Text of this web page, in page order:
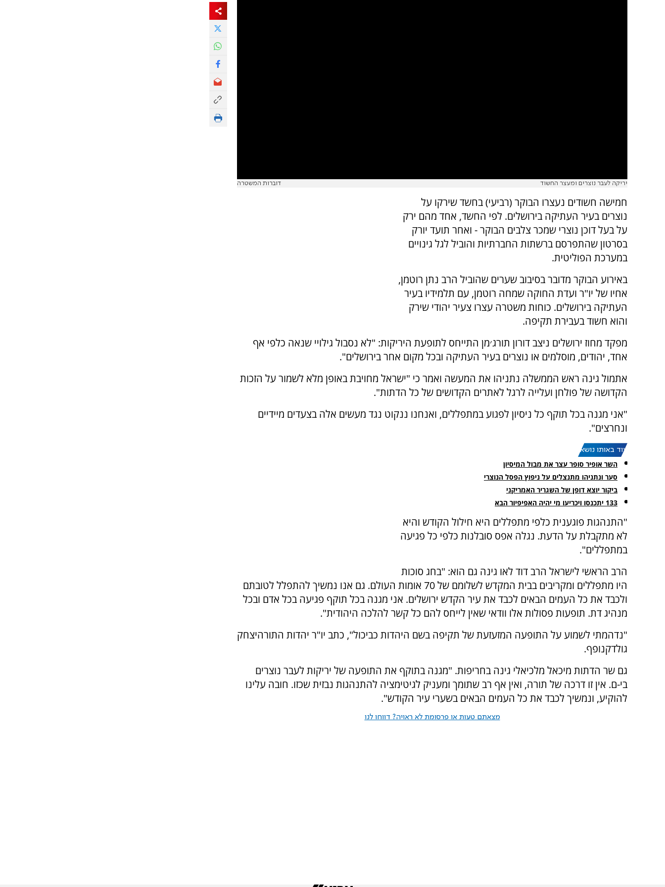
יריקה לעבר נוצרים ומעצר החשוד דוברות המשטרה
חמישה חשודים נעצרו הבוקר (רביעי) בחשד שירקו על
נוצרים בעיר העתיקה בירושלים. לפי החשד, אחד מהם ירק
על בעל דוכן נוצרי שמכר צלבים הבוקר - ואחר תועד יורק
בסרטון שהתפרסם ברשתות החברתיות והוביל לגל גינויים
במערכת הפוליטית.
באירוע הבוקר מדובר בסיבוב שערים שהוביל הרב נתן רוטמן,
אחיו של יו"ר ועדת החוקה שמחה רוטמן, עם תלמידיו בעיר
העתיקה בירושלים. כוחות משטרה עצרו צעיר יהודי שירק
והוא חשוד בעבירת תקיפה.
מפקד מחוז ירושלים ניצב דורון תורג׳מן התייחס לתופעת היריקות: "לא נסבול גילויי שנאה כלפי אף
אחד, יהודים, מוסלמים או נוצרים בעיר העתיקה ובכל מקום אחר בירושלים".
אתמול גינה ראש הממשלה נתניהו את המעשה ואמר כי "ישראל מחויבת באופן מלא לשמור על הזכות
הקדושה של פולחן ועלייה לרגל לאתרים הקדושים של כל הדתות".
"אני מגנה בכל תוקף כל ניסיון לפגוע במתפללים, ואנחנו ננקוט נגד מעשים אלה בצעדים מיידיים
ונחרצים".
עוד באותו נושא:
השר אופיר סופר עצר את מבול המיסיון
סער ונתניהו מתנצלים על ניפוץ הפסל הנוצרי
ביקור יוצא דופן של השגריר האמריקני
133 יתכנסו ויכריעו מי יהיה האפיפיור הבא
"התנהגות פוגענית כלפי מתפללים היא חילול הקודש והיא
לא מתקבלת על הדעת. נגלה אפס סובלנות כלפי כל פגיעה
במתפללים".
הרב הראשי לישראל הרב דוד לאו גינה גם הוא: "בחג סוכות
היו מתפללים ומקריבים בבית המקדש לשלומם של 70 אומות העולם. גם אנו נמשיך להתפלל לטובתם
ולכבד את כל העמים הבאים לכבד את עיר הקדש ירושלים. אני מגנה בכל תוקף פגיעה בכל אדם ובכל
מנהיג דת. תופעות פסולות אלו וודאי שאין לייחס להם כל קשר להלכה היהודית".
"נדהמתי לשמוע על התופעה המזעזעת של תקיפה בשם היהדות כביכול", כתב יו"ר יהדות התורהיצחק
גולדקנופף.
גם שר הדתות מיכאל מלכיאלי גינה בחריפות. "מגנה בתוקף את התופעה של יריקות לעבר נוצרים
בי-ם. אין זו דרכה של תורה, ואין אף רב שתומך ומעניק לגיטימציה להתנהגות נבזית שכזו. חובה עלינו
להוקיע, ונמשיך לכבד את כל העמים הבאים בשערי עיר הקודש".
מצאתם טעות או פרסומת לא ראויה? דווחו לנו